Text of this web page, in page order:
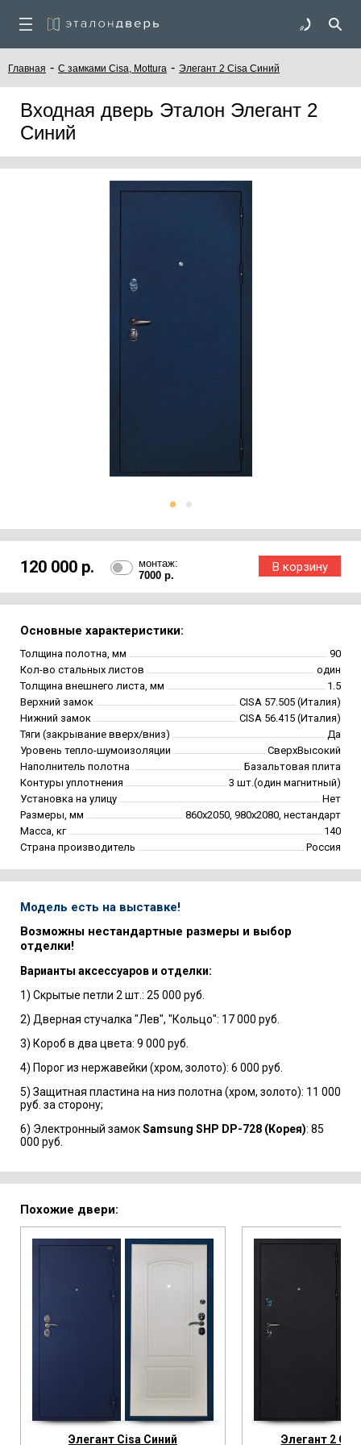
Главная - C замками Cisa, Mottura - Элегант 2 Cisa Синий
Входная дверь Эталон Элегант 2
Синий
120 000 р.
монтаж:
7000 р.
Основные характеристики:
Толщина полотна, мм
90
Кол-во стальных листов
один
Толщина внешнего листа, мм
1.5
Верхний замок
CISA 57.505 (Италия)
Нижний замок
CISA 56.415 (Италия)
Тяги (закрывание вверх/вниз)
Да
Уровень тепло-шумоизоляции
СверхВысокий
Наполнитель полотна
Базальтовая плита
Контуры уплотнения
3 шт.(один магнитный)
Установка на улицу
Нет
Размеры, мм
860х2050, 980х2080, нестандарт
Масса, кг
140
Страна производитель
Россия
Модель есть на выставке!
Возможны нестандартные размеры и выбор
отделки!
Варианты аксессуаров и отделки:
1) Скрытые петли 2 шт.: 25 000 руб.
2) Дверная стучалка "Лев", "Кольцо": 17 000 руб.
3) Короб в два цвета: 9 000 руб.
4) Порог из нержавейки (хром, золото): 6 000 руб.
5) Защитная пластина на низ полотна (хром, золото): 11 000
руб. за сторону;
6) Электронный замокSamsung SHP DP-728 (Корея): 85
000 руб.
Похожие двери:
Элегант Cisa Синий Элегант 2